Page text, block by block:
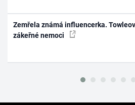
Zemřela známá influencerka.
zákeřné nemoci